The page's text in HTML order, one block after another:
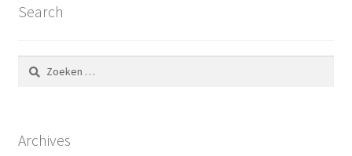
Search
Zoeken
naar:
Archives